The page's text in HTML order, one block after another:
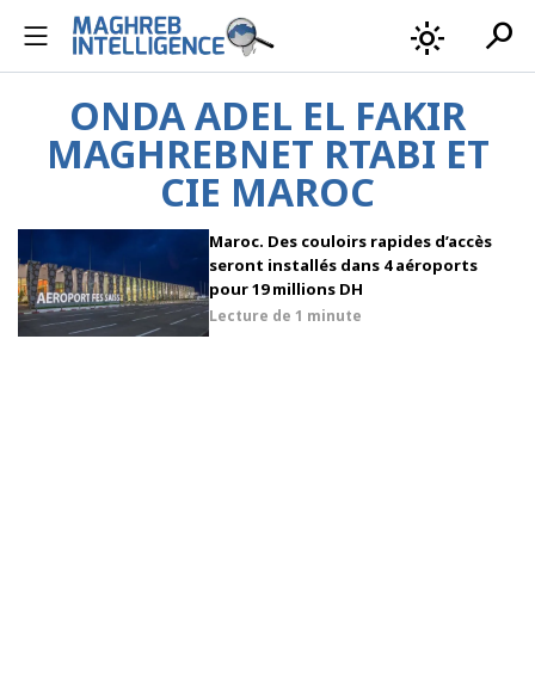
light_mode search
ONDA ADEL EL FAKIR
MAGHREBNET RTABI ET
CIE MAROC
Maroc. Des couloirs rapides d’accès
seront installés dans 4 aéroports
pour 19 millions DH
Lecture de 1 minute